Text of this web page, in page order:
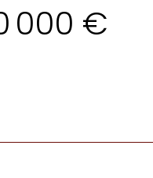
000 €